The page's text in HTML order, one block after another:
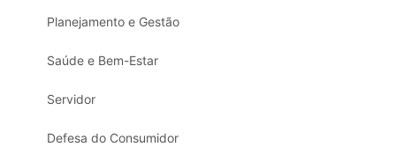
Planejamento e Gestão
Saúde e Bem-Estar
Servidor
Defesa do Consumidor